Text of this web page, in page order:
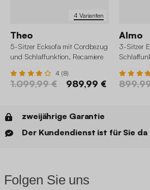
4 Varianten
Theo
5-Sitzer Ecksofa mit Cordbezug
und Schlaffunktion, Recamiere
4 (8)
1.099,99 € 989,99 €
Almo
3-Sitzer
zweijährige Garantie
Der Kundendienst ist für Sie da
Folgen Sie uns